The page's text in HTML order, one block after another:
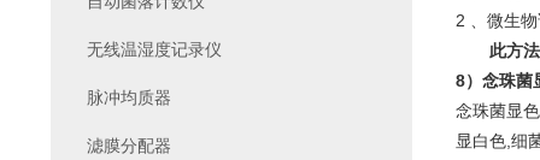
2 、微生
此方
8）念珠菌
念珠菌显
显白色,细
无线温湿度记录仪
脉冲均质器
滤膜分配器